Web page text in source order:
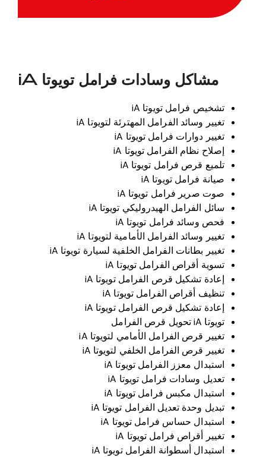
مشاكل وسادات فرامل تويوتا iA
تشخيص فرامل تويوتا iA
تغيير وسائد الفرامل المهترئة لتويوتا iA
تغيير دوارات فرامل تويوتا iA
إصلاح نظام الفرامل تويوتا iA
تلميع قرص فرامل تويوتا iA
صيانة فرامل تويوتا iA
صوت صرير فرامل تويوتا iA
سائل الفرامل الهيدروليكي تويوتا iA
فحص وسائد فرامل تويوتا iA
تغيير وسائد الفرامل الأمامية لتويوتا iA
تغيير بطانات الفرامل الخلفية لسيارة تويوتا iA
تسوية أقراص الفرامل تويوتا iA
إعادة تشكيل قرص الفرامل تويوتا iA
تنظيف أقراص الفرامل تويوتا iA
إعادة تشكيل قرص الفرامل تويوتا iA
تويوتا iA تحويل قرص الفرامل
تغيير قرص الفرامل الأمامي لتويوتا iA
تغيير قرص الفرامل الخلفي لتويوتا iA
استبدال معزز الفرامل تويوتا iA
تعديل وسادات فرامل تويوتا iA
استبدال مكبس فرامل تويوتا iA
تبديل وحدة تعديل الفرامل تويوتا iA
استبدال حساس فرامل تويوتا iA
تغيير أقراص فرامل تويوتا iA
استبدال أسطوانة الفرامل تويوتا iA